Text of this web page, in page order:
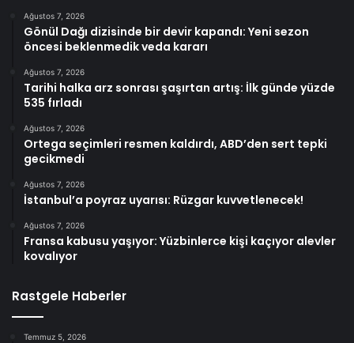
Ağustos 7, 2026
Gönül Dağı dizisinde bir devir kapandı: Yeni sezon
öncesi beklenmedik veda kararı
Ağustos 7, 2026
Tarihi halka arz sonrası şaşırtan artış: İlk günde yüzde
535 fırladı
Ağustos 7, 2026
Ortega seçimleri resmen kaldırdı, ABD’den sert tepki
gecikmedi
Ağustos 7, 2026
İstanbul’a poyraz uyarısı: Rüzgar kuvvetlenecek!
Ağustos 7, 2026
Fransa kabusu yaşıyor: Yüzbinlerce kişi kaçıyor alevler
kovalıyor
Rastgele Haberler
Temmuz 5, 2026